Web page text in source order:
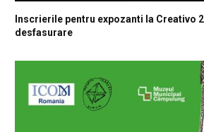
Inscrierile pentru expozanti la Creativo
desfasurare